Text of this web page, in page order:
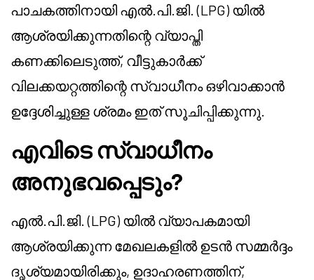
പാചകത്തിനായി എൽ.പി.ജി. (LPG) യിൽ
ആശ്രയിക്കുന്നതിന്റെ വ്യാപ്തി
കണക്കിലെടുത്ത്, വീട്ടുകാർക്ക്
വിലക്കയറ്റത്തിന്റെ സ്വാധീനം ഒഴിവാക്കാൻ
ഉദ്ദേശിച്ചുള്ള ശ്രമം ഇത് സൂചിപ്പിക്കുന്നു.
എവിടെ സ്വാധീനം
അനുഭവപ്പെടും?
എൽ.പി.ജി. (LPG) യിൽ വ്യാപകമായി
ആശ്രയിക്കുന്ന മേഖലകളിൽ ഉടൻ സമ്മർദ്ദം
ദൃശ്യമായിരിക്കും, ഉദാഹരണത്തിന്,